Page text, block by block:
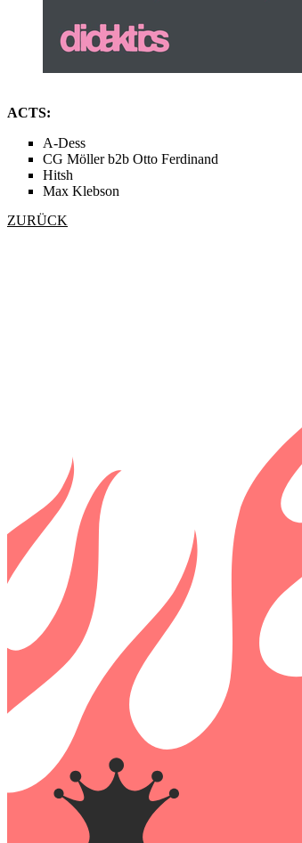
ACTS:
A-Dess
CG Möller b2b Otto Ferdinand
Hitsh
Max Klebson
ZURÜCK